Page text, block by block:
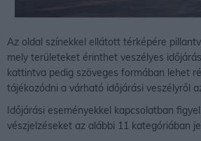
Az oldal színekkel ellátott térképére
mely területeket érinthet veszélyes
kattintva pedig szöveges formában lehet
tájékozódni a várható időjárási veszélyről
Időjárási eseményekkel kapcsolatban
vészjelzéseket az alábbi 11 kategóriában